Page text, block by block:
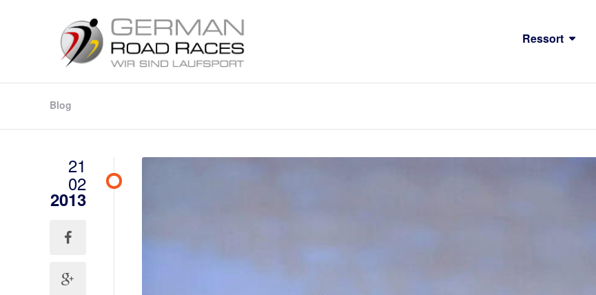
Ressort
Blog
21
02
2013